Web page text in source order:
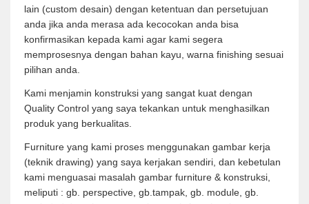
lain (custom desain) dengan ketentuan dan persetujuan
anda jika anda merasa ada kecocokan anda bisa
konfirmasikan kepada kami agar kami segera
memprosesnya dengan bahan kayu, warna finishing sesuai
pilihan anda.
Kami menjamin konstruksi yang sangat kuat dengan
Quality Control yang saya tekankan untuk menghasilkan
produk yang berkualitas.
Furniture yang kami proses menggunakan gambar kerja
(teknik drawing) yang saya kerjakan sendiri, dan kebetulan
kami menguasai masalah gambar furniture & konstruksi,
meliputi : gb. perspective, gb.tampak, gb. module, gb.